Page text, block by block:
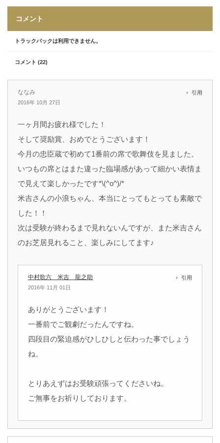
コメント
トラックバックは利用できません。
コメント (22)
ななみ
2016年 10月 27日
引用
一ヶ月間お疲れ様でした！
そして奨励賞、おめでとうございます！
今月の忠臣蔵で初めて1番前の席で歌舞伎を見ました。
いつもの席とはまた違った臨場感があって細かい表情ま
で見えて楽しかったです*\(^o^)/*
米吉さんの小浪ちゃん、本当にとってもとっても素敵で
した！！
次は受験が終わるまで見れないんですが、また米吉さん
のお芝居見れること、楽しみにしてます♪
中村歌六 米吉 龍之助
2016年 11月 01日
引用
ありがとうございます！
一番前でご観劇だったんですね。
四段目の緊迫感がひしひしと伝わった事でしょう
ね。
とりあえずはお受験頑張ってくださいね。
ご無事をお祈りしております。